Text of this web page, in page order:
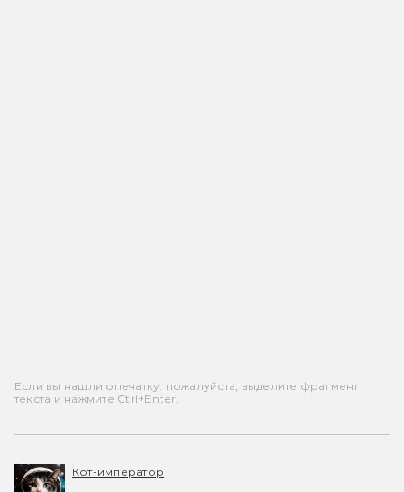
Если вы нашли опечатку, пожалуйста, выделите фрагмент
текста и нажмите Ctrl+Enter.
Кот-император